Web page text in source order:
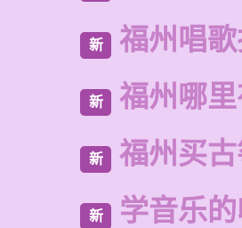
新 福州唱
新 福州哪
新 福州买
新 学音乐